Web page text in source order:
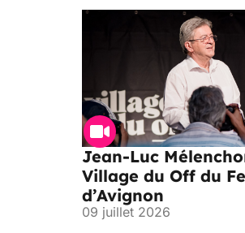
Jean-Luc
Village du Off du
d’Avignon
09 juillet 2026